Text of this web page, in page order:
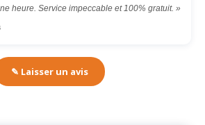
heure. Service impeccable et 100% gratuit. »
✎ Laisser un avis